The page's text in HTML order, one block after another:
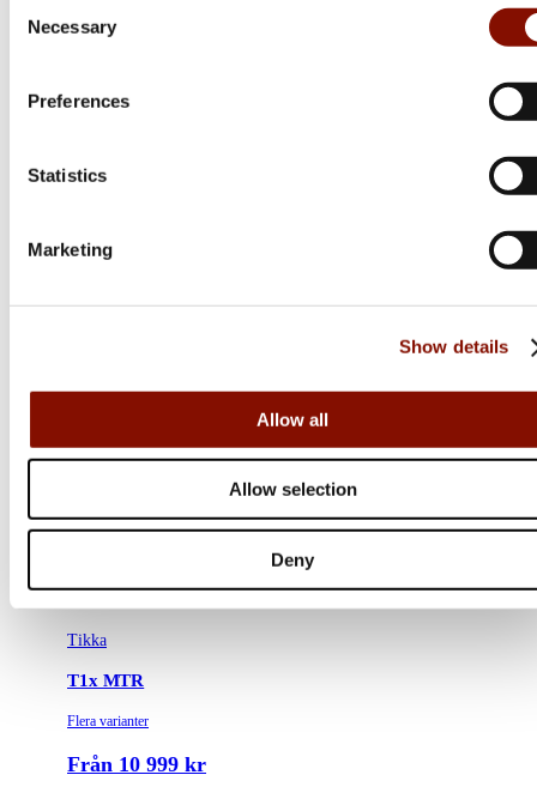
Selection
Necessary
Preferences
Statistics
Marketing
Show details
Allow all
Allow selection
Deny
Flera varianter
Online: I lager
Tikka
T1x MTR
Flera varianter
Från 10 999 kr